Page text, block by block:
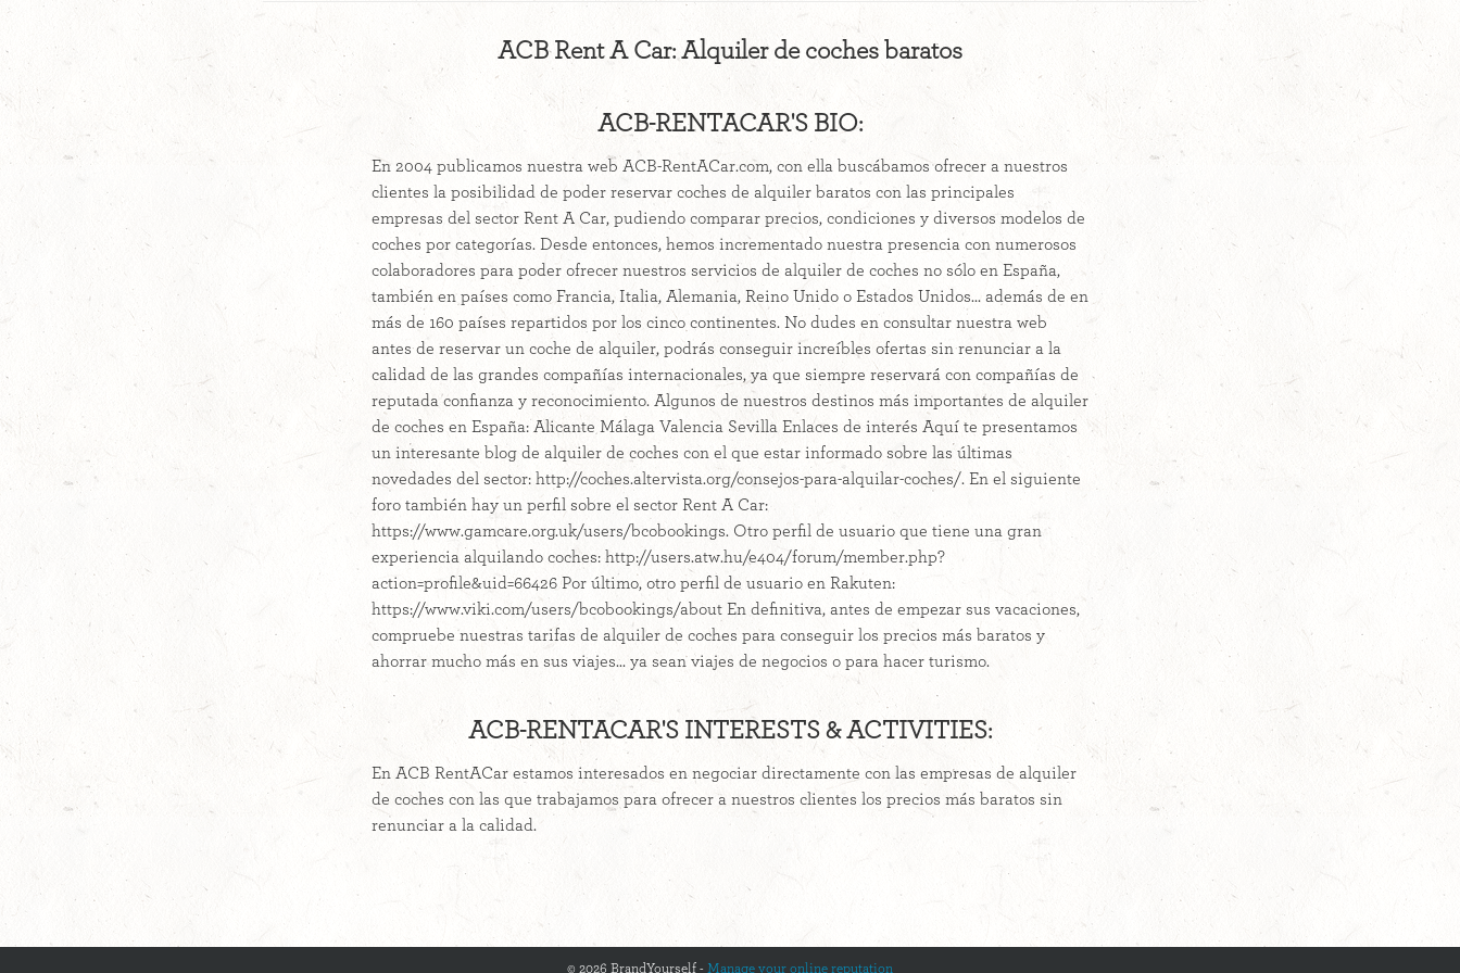
ACB Rent A Car: Alquiler de coches baratos
ACB-RENTACAR'S BIO:
En 2004 publicamos nuestra web ACB-RentACar.com, con ella buscábamos ofrecer a nuestros
clientes la posibilidad de poder reservar coches de alquiler baratos con las principales
empresas del sector Rent A Car, pudiendo comparar precios, condiciones y diversos modelos de
coches por categorías. Desde entonces, hemos incrementado nuestra presencia con numerosos
colaboradores para poder ofrecer nuestros servicios de alquiler de coches no sólo en España,
también en países como Francia, Italia, Alemania, Reino Unido o Estados Unidos... además de en
más de 160 países repartidos por los cinco continentes. No dudes en consultar nuestra web
antes de reservar un coche de alquiler, podrás conseguir increíbles ofertas sin renunciar a la
calidad de las grandes compañías internacionales, ya que siempre reservará con compañías de
reputada confianza y reconocimiento. Algunos de nuestros destinos más importantes de alquiler
de coches en España: Alicante Málaga Valencia Sevilla Enlaces de interés Aquí te presentamos
un interesante blog de alquiler de coches con el que estar informado sobre las últimas
novedades del sector: http://coches.altervista.org/consejos-para-alquilar-coches/. En el siguiente
foro también hay un perfil sobre el sector Rent A Car:
https://www.gamcare.org.uk/users/bcobookings. Otro perfil de usuario que tiene una gran
experiencia alquilando coches: http://users.atw.hu/e404/forum/member.php?
action=profile&uid=66426 Por último, otro perfil de usuario en Rakuten:
https://www.viki.com/users/bcobookings/about En definitiva, antes de empezar sus vacaciones,
compruebe nuestras tarifas de alquiler de coches para conseguir los precios más baratos y
ahorrar mucho más en sus viajes... ya sean viajes de negocios o para hacer turismo.
ACB-RENTACAR'S INTERESTS & ACTIVITIES:
En ACB RentACar estamos interesados en negociar directamente con las empresas de alquiler
de coches con las que trabajamos para ofrecer a nuestros clientes los precios más baratos sin
renunciar a la calidad.
© 2026 BrandYourself - Manage your online reputation